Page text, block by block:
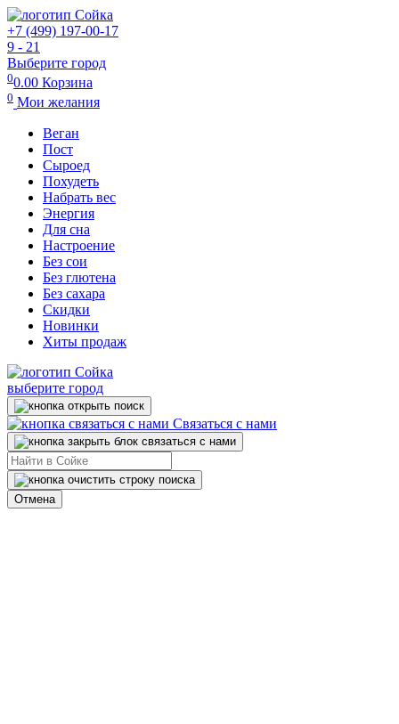
+7 (499) 197-00-17
9 - 21
Выберите город
00.00 Корзина
0 Мои желания
Веган
Пост
Сыроед
Похудеть
Набрать вес
Энергия
Для сна
Настроение
Без сои
Без глютена
Без сахара
Скидки
Новинки
Хиты продаж
выберите город
Связаться с нами
Отмена